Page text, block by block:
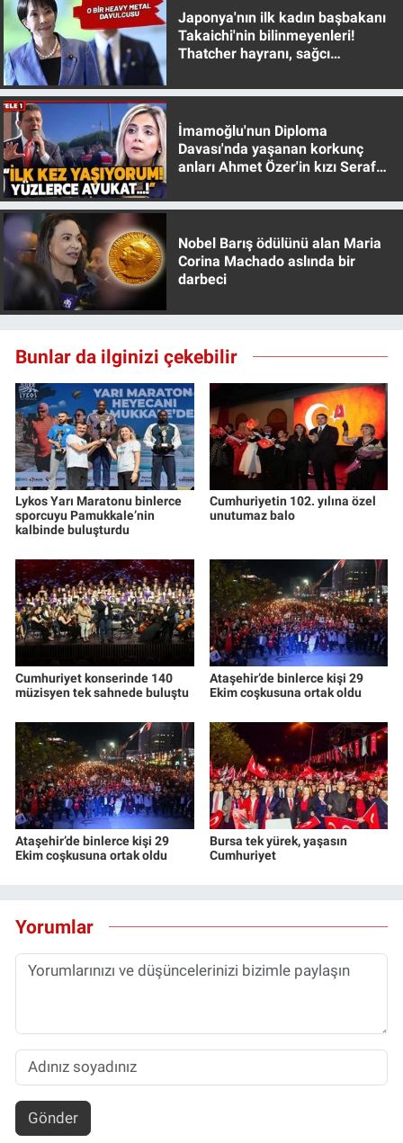
Japonya'nın ilk kadın başbakanı
Takaichi'nin bilinmeyenleri!
Thatcher hayranı, sağcı
İmamoğlu'nun Diploma
Davası'nda yaşanan korkunç
anları Ahmet Özer'in kızı Seraf
Nobel Barış ödülünü alan Maria
Corina Machado aslında bir
darbeci
Bunlar da ilginizi çekebilir
Lykos Yarı Maratonu binlerce
sporcuyu Pamukkale’nin
kalbinde buluşturdu
Cumhuriyetin 102. yılına özel
unutumaz balo
Cumhuriyet konserinde 140
müzisyen tek sahnede buluştu
Ataşehir’de binlerce kişi 29
Ekim coşkusuna ortak oldu
Ataşehir’de binlerce kişi 29
Ekim coşkusuna ortak oldu
Bursa tek yürek, yaşasın
Cumhuriyet
Yorumlar
Gönder